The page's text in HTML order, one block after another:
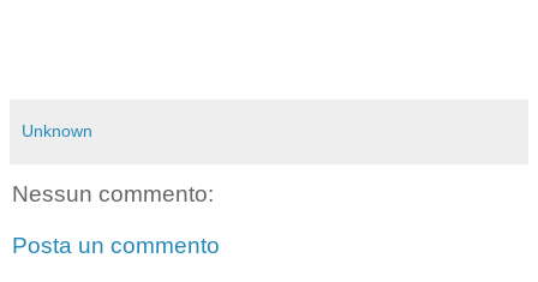
Unknown
Nessun commento:
Posta un commento